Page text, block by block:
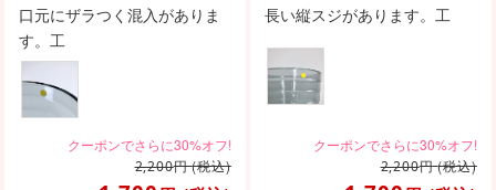
口元にザラつく混入がありま
す。工
2,200円(税込)
長い縦スジがあります。工
2,200円(税込)